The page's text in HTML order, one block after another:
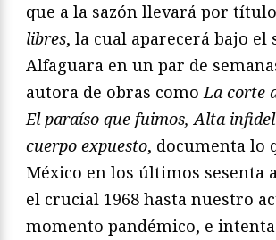
que a la sazón llevará por
libres, la cual aparecerá bajo el
Alfaguara en un par de
autora de obras comoLa corte
El paraíso que fuimos, Alta
cuerpo expuesto, documenta lo
México en los últimos sesenta
el crucial 1968 hasta nuestro
momento pandémico, e